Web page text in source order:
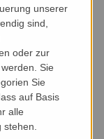
unserer
sind,
oder zur
Sie
Sie
auf Basis
alle